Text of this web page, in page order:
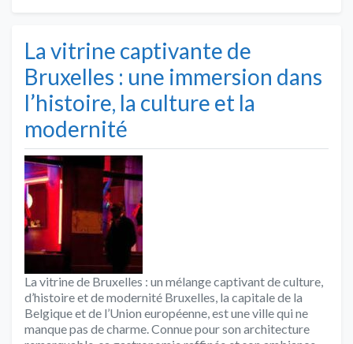
La vitrine captivante de
Bruxelles : une immersion dans
l’histoire, la culture et la
modernité
La vitrine de Bruxelles : un mélange captivant de culture,
d’histoire et de modernité Bruxelles, la capitale de la
Belgique et de l’Union européenne, est une ville qui ne
manque pas de charme. Connue pour son architecture